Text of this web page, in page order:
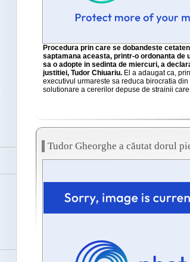
Procedura prin care se dobandeste
saptamana aceasta, printr-o ordonanta de
sa o adopte in sedinta de miercuri, a
justitiei, Tudor Chiuariu.El a adaugat ca,
executivul urmareste sa reduca birocratia
solutionare a cererilor depuse de strainii care
Tudor Gheorghe a căutat dorul